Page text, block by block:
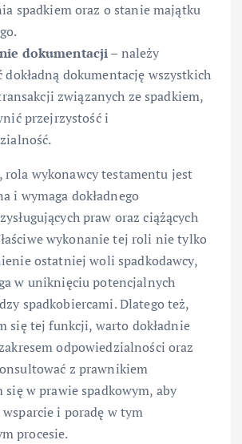
spadkiem oraz o stanie majątku
dokumentacji– należy
dokładną dokumentację wszystkich
związanych ze spadkiem,
przejrzystość i
rola wykonawcy testamentu jest
i wymaga dokładnego
praw oraz ciążących
wykonanie tej roli nie tylko
ostatniej woli spadkodawcy,
w uniknięciu potencjalnych
spadkobiercami. Dlatego też,
się tej funkcji, warto dokładnie
odpowiedzialności oraz
z prawnikiem
się w prawie spadkowym, aby
i poradę w tym
procesie.